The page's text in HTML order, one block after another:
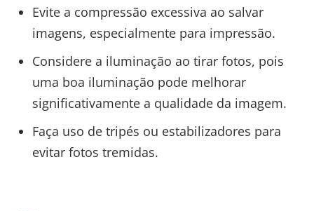
Evite a compressão excessiva ao salvar
imagens, especialmente para impressão.
Considere a iluminação ao tirar fotos, pois
uma boa iluminação pode melhorar
significativamente a qualidade da imagem.
Faça uso de tripés ou estabilizadores para
evitar fotos tremidas.